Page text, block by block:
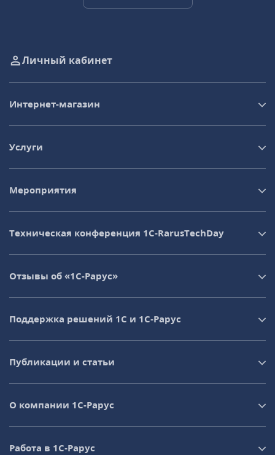
Личный кабинет
Интернет-магазин
Услуги
Мероприятия
Техническая конференция 1C‑RarusTechDay
Отзывы об «1С-Рарус»
Поддержка решений 1С и 1С‑Рарус
Публикации и статьи
О компании 1C-Рарус
Работа в 1С‑Рарус